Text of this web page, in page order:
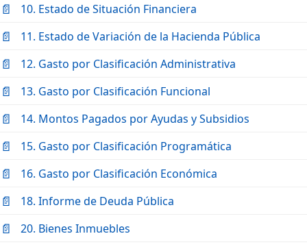
10. Estado de Situación Financiera
11. Estado de Variación de la Hacienda Pública
12. Gasto por Clasificación Administrativa
13. Gasto por Clasificación Funcional
14. Montos Pagados por Ayudas y Subsidios
15. Gasto por Clasificación Programática
16. Gasto por Clasificación Económica
18. Informe de Deuda Pública
20. Bienes Inmuebles